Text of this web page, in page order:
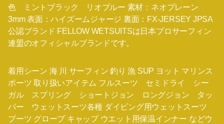
色 ミントブラック リオブルー 素材：ネオプレーン
3mm 表面：ハイズームジャージ 裏面：FX-JERSEY JPSA
公認ブランド FELLOW WETSUITSは日本プロサーフィン
連盟のオフィシャルブランドです。
着用シーン 海 川 サーフィン 釣り 漁 SUP ヨット マリンス
ポーツ 取り扱いアイテム フルスーツ セミドライ シー
ガル スプリング ショートジョン ロングジョン タッ
パー ウェットスーツ各種 ダイビング用ウェットスーツ
ブーツ グローブ キャップ ウエット用保温インナー などウ